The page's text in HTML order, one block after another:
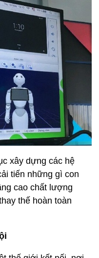
xây dựng các hệ
tiến những gì con
cao chất lượng
thế hoàn toàn